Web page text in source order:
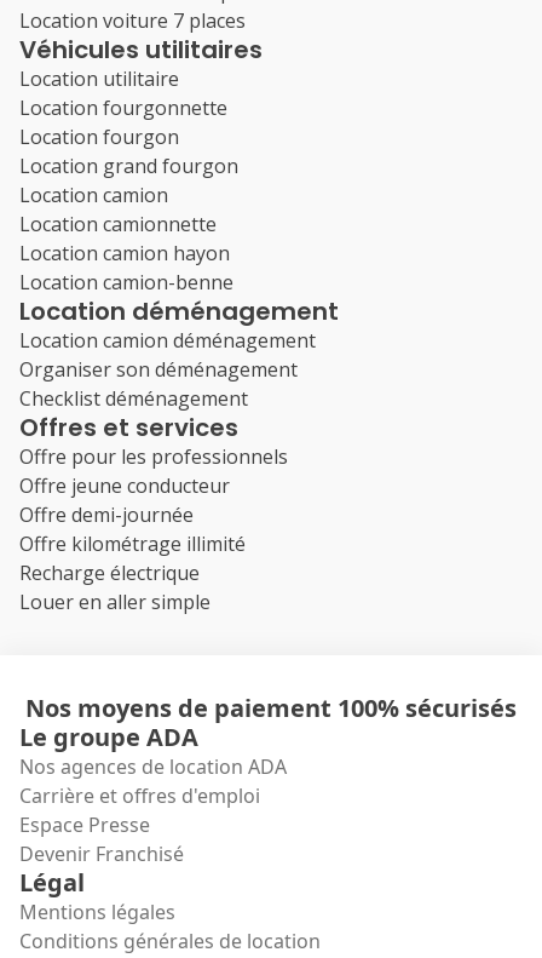
Location voiture 7 places
Véhicules utilitaires
Location utilitaire
Location fourgonnette
Location fourgon
Location grand fourgon
Location camion
Location camionnette
Location camion hayon
Location camion-benne
Location déménagement
Location camion déménagement
Organiser son déménagement
Checklist déménagement
Offres et services
Offre pour les professionnels
Offre jeune conducteur
Offre demi-journée
Offre kilométrage illimité
Recharge électrique
Louer en aller simple
Nos moyens de paiement 100% sécurisés
Le groupe ADA
Nos agences de location ADA
Carrière et offres d'emploi
Espace Presse
Devenir Franchisé
Légal
Mentions légales
Conditions générales de location